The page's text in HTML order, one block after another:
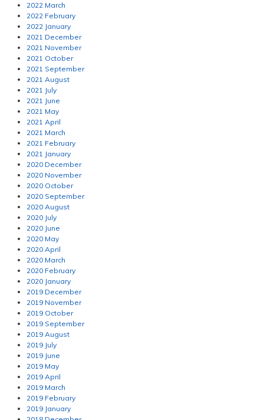
2022 March
2022 February
2022 January
2021 December
2021 November
2021 October
2021 September
2021 August
2021 July
2021 June
2021 May
2021 April
2021 March
2021 February
2021 January
2020 December
2020 November
2020 October
2020 September
2020 August
2020 July
2020 June
2020 May
2020 April
2020 March
2020 February
2020 January
2019 December
2019 November
2019 October
2019 September
2019 August
2019 July
2019 June
2019 May
2019 April
2019 March
2019 February
2019 January